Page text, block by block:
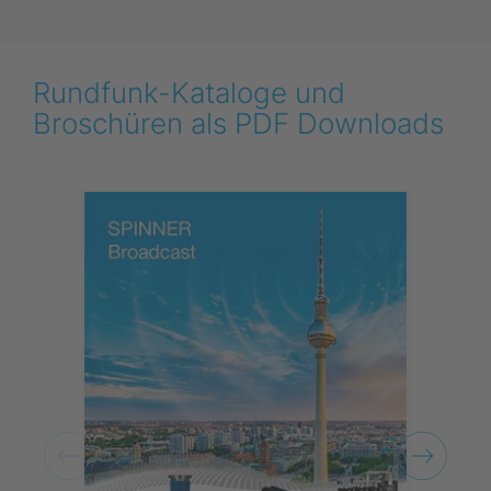
Rundfunk-Kataloge und
Broschüren als PDF Downloads